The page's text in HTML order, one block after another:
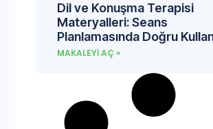
Dil ve Konuşma Terapisi
Materyalleri: Seans
Planlamasında Doğru
MAKALEYI AÇ »